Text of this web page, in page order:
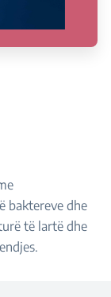
baktereve dhe
të lartë dhe